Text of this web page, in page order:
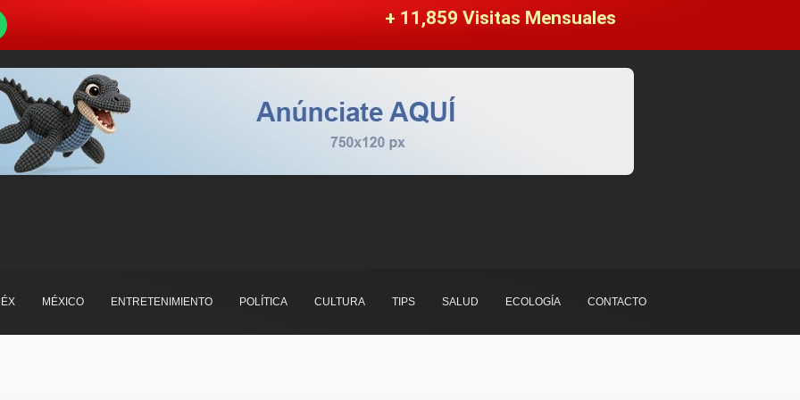
+ 11,859 Visitas Mensuales
MÉXICO ENTRETENIMIENTO POLÍTICA CULTURA TIPS SALUD ECOLOGÍA CONTACTO